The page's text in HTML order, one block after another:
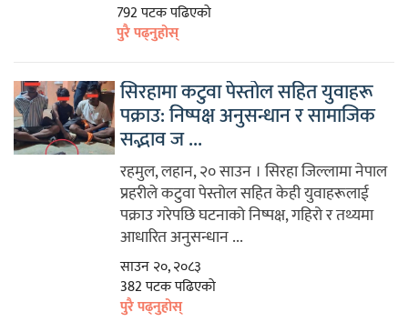
792 पटक पढिएको
पुरै पढ्नुहोस्
सिरहामा कटुवा पेस्तोल सहित युवाहरू
पक्राउ: निष्पक्ष अनुसन्धान र सामाजिक
सद्भाव ज ...
रहमुल, लहान, २० साउन । सिरहा जिल्लामा नेपाल
प्रहरीले कटुवा पेस्तोल सहित केही युवाहरूलाई
पक्राउ गरेपछि घटनाको निष्पक्ष, गहिरो र तथ्यमा
आधारित अनुसन्धान ...
साउन २०, २०८३
382 पटक पढिएको
पुरै पढ्नुहोस्